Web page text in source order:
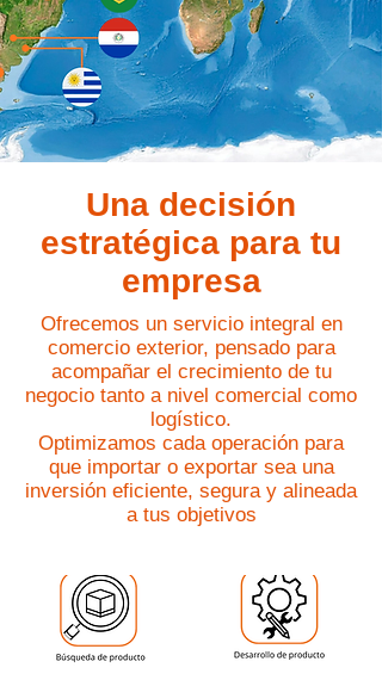
Una decisión
estratégica para tu
empresa
Ofrecemos un servicio integral en
comercio exterior, pensado para
acompañar el crecimiento de tu
negocio tanto a nivel comercial como
logístico.
Optimizamos cada operación para
que importar o exportar sea una
inversión eficiente, segura y alineada
a tus objetivos